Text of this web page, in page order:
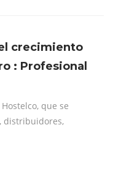
crecimiento
: Profesional
que se
distribuidores,